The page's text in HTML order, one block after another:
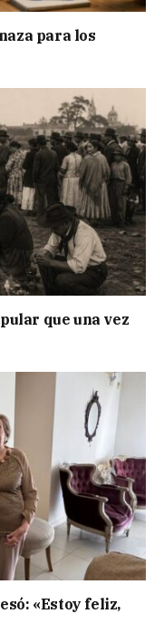
para los
que una vez
«Estoy feliz,